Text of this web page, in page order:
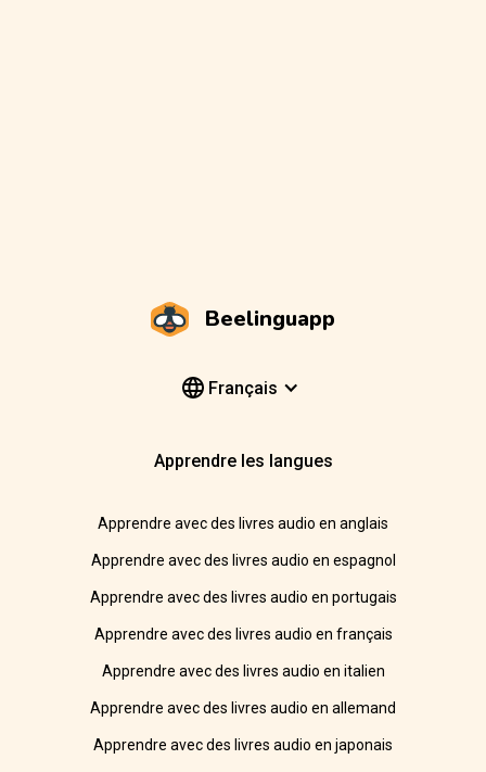
Beelinguapp
Français
Apprendre les langues
Apprendre avec des livres audio en anglais
Apprendre avec des livres audio en espagnol
Apprendre avec des livres audio en portugais
Apprendre avec des livres audio en français
Apprendre avec des livres audio en italien
Apprendre avec des livres audio en allemand
Apprendre avec des livres audio en japonais